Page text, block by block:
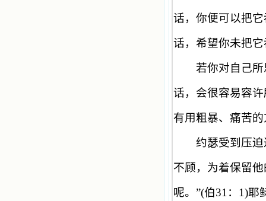
话，你便可以把
话，希望你未把
若你对自己所
话，会很容易容
有用粗暴、痛苦
约瑟受到压迫
不顾，为着保留
呢。 ”(伯31 ： 1)耶